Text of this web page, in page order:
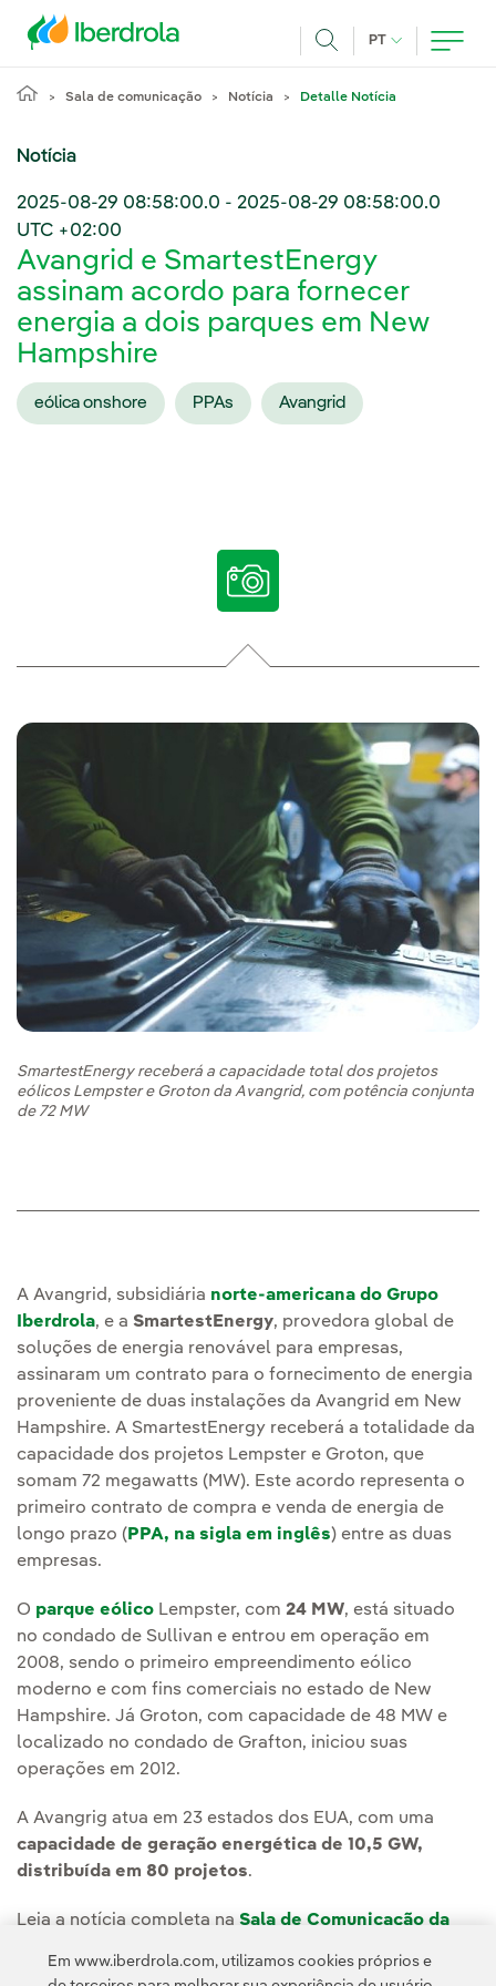
PT IDIOMA ATUAL,
Sala de comunicação Notícia Detalle Notícia
Notícia
2025-08-29 08:58:00.0 - 2025-08-29 08:58:00.0
UTC +02:00
Avangrid e SmartestEnergy
assinam acordo para fornecer
energia a dois parques em New
Hampshire
eólica onshore PPAs Avangrid
SmartestEnergy receberá a capacidade total dos projetos
eólicos Lempster e Groton da Avangrid, com potência conjunta
de 72 MW
A Avangrid, subsidiária norte-americana do Grupo
Iberdrola, e a SmartestEnergy, provedora global de
soluções de energia renovável para empresas,
assinaram um contrato para o fornecimento de energia
proveniente de duas instalações da Avangrid em New
Hampshire. A SmartestEnergy receberá a totalidade da
capacidade dos projetos Lempster e Groton, que
somam 72 megawatts (MW). Este acordo representa o
primeiro contrato de compra e venda de energia de
longo prazo ( PPA, na sigla em inglês) entre as duas
empresas.
O parque eólico Lempster, com 24 MW, está situado
no condado de Sullivan e entrou em operação em
2008, sendo o primeiro empreendimento eólico
moderno e com fins comerciais no estado de New
Hampshire. Já Groton, com capacidade de 48 MW e
localizado no condado de Grafton, iniciou suas
operações em 2012.
A Avangrig atua em 23 estados dos EUA, com uma
capacidade de geração energética de 10,5 GW,
distribuída em 80 projetos.
Leia a notícia completa na Sala de Comunicação da
Em www.iberdrola.com, utilizamos cookies próprios e